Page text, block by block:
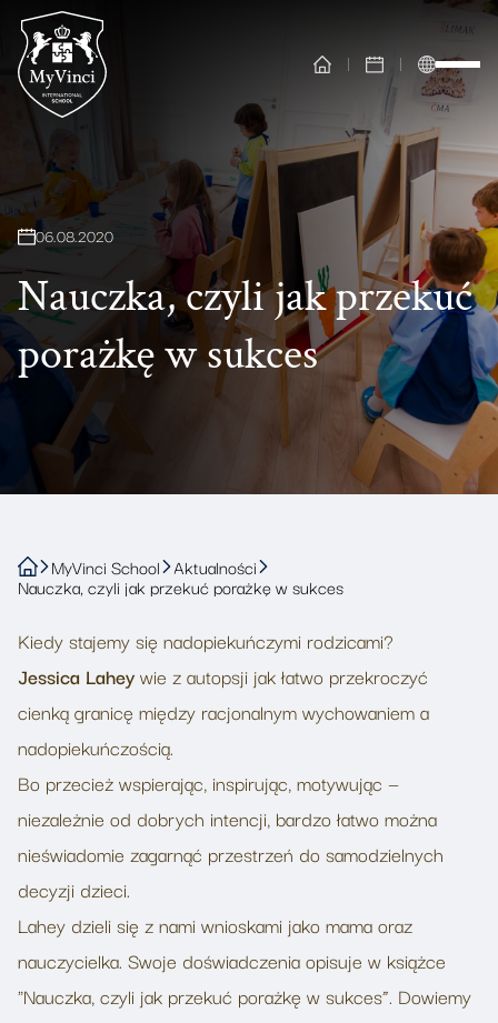
06.08.2020
Nauczka, czyli jak przekuć
porażkę w sukces
MyVinci School Aktualności
Nauczka, czyli jak przekuć porażkę w sukces
Kiedy stajemy się nadopiekuńczymi rodzicami?
Jessica Laheywie z autopsji jak łatwo przekroczyć
cienką granicę między racjonalnym wychowaniem a
nadopiekuńczością.
Bo przecież wspierając, inspirując, motywując —
niezależnie od dobrych intencji, bardzo łatwo można
nieświadomie zagarnąć przestrzeń do samodzielnych
decyzji dzieci.
Lahey dzieli się z nami wnioskami jako mama oraz
nauczycielka. Swoje doświadczenia opisuje w książce
"Nauczka, czyli jak przekuć porażkę w sukces”. Dowiemy